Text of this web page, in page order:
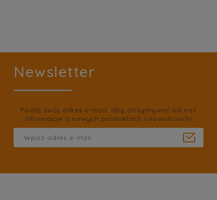
Newsletter
Podaj swój adres e-mail, aby otrzymywać od nas
informacje o nowych produktach i nowościach!